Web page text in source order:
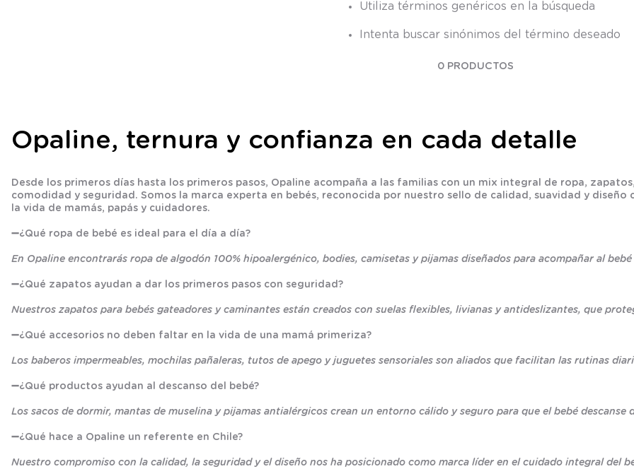
Utiliza términos genéricos en la búsqueda
Intenta buscar sinónimos del término deseado
0 PRODUCTOS
Opaline, ternura y confianza en cada detalle
Desde los primeros días hasta los primeros pasos, Opaline acompaña a las familias con un mix integral de ropa,
comodidad y seguridad. Somos la marca experta en bebés, reconocida por nuestro sello de calidad, suavidad y
la vida de mamás, papás y cuidadores.
➖¿Qué ropa de bebé es ideal para el día a día?
En Opaline encontrarás ropa de algodón 100% hipoalergénico, bodies, camisetas y pijamas diseñados para acompañar al
➖¿Qué zapatos ayudan a dar los primeros pasos con seguridad?
Nuestros zapatos para bebés gateadores y caminantes están creados con suelas flexibles, livianas y antideslizantes, que
➖¿Qué accesorios no deben faltar en la vida de una mamá primeriza?
Los baberos impermeables, mochilas pañaleras, tutos de apego y juguetes sensoriales son aliados que facilitan las rutinas
➖¿Qué productos ayudan al descanso del bebé?
Los sacos de dormir, mantas de muselina y pijamas antialérgicos crean un entorno cálido y seguro para que el bebé descanse
➖¿Qué hace a Opaline un referente en Chile?
Nuestro compromiso con la calidad, la seguridad y el diseño nos ha posicionado como marca líder en el cuidado integral del